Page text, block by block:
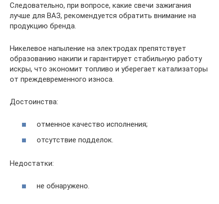
Следовательно, при вопросе, какие свечи зажигания
лучше для ВАЗ, рекомендуется обратить внимание на
продукцию бренда.
Никелевое напыление на электродах препятствует
образованию накипи и гарантирует стабильную работу
искры, что экономит топливо и уберегает катализаторы
от преждевременного износа.
Достоинства:
отменное качество исполнения;
отсутствие подделок.
Недостатки:
не обнаружено.